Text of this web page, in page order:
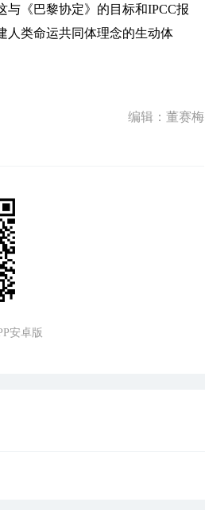
《巴黎协定》的目标和IPCC报
人类命运共同体理念的生动体
编辑：董赛梅
安卓版